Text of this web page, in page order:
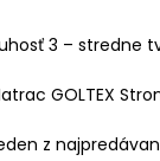
3 – stredne
GOLTEX
z